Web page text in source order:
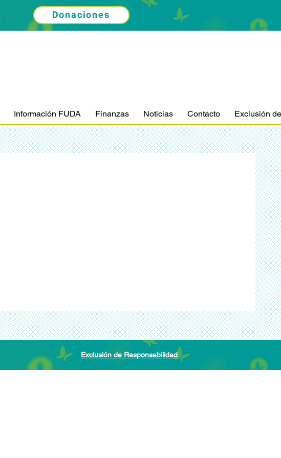
Donaciones
Información FUDA Finanzas Noticias Contacto Exclusión
Exclusión de Responsabilidad